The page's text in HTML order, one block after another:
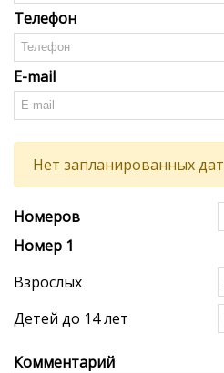
Телефон
E-mail
Нет запланированных дат
Номеров
Номер 1
Взрослых
Детей до 14 лет
Комментарий